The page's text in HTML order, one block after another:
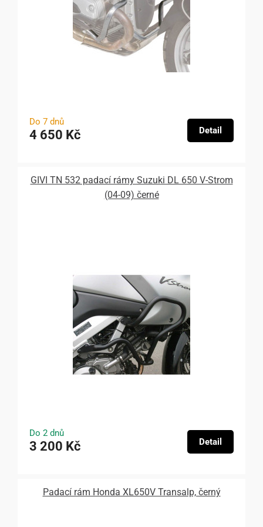
Do 7 dnů
4 650 Kč Detail
GIVI TN 532 padací rámy Suzuki DL 650 V-Strom
(04-09) černé
Do 2 dnů
3 200 Kč Detail
Padací rám Honda XL650V Transalp, černý